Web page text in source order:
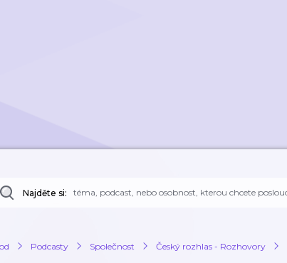
Najděte si:
Podcasty Společnost Český rozhlas - Rozhovory